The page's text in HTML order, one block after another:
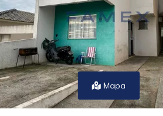
Mapa